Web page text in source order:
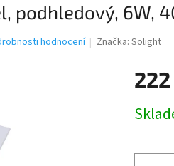
podhledový, 6W,
hodnocení Značka:Solight
222
cena: